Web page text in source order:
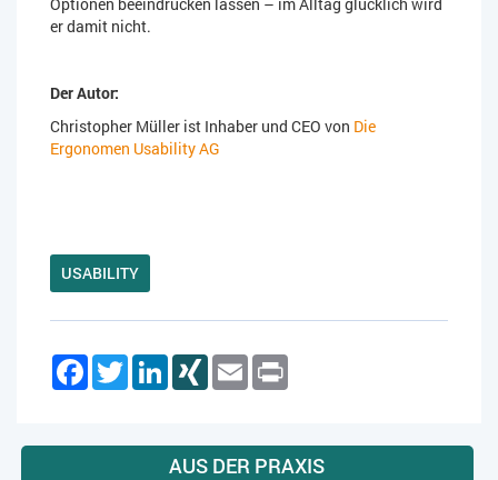
er damit nicht.
Der Autor:
Christopher Müller ist Inhaber und CEO von Die
Ergonomen Usability AG
USABILITY
FacebookTwitterLinkedInXING Email
AUS DER PRAXIS